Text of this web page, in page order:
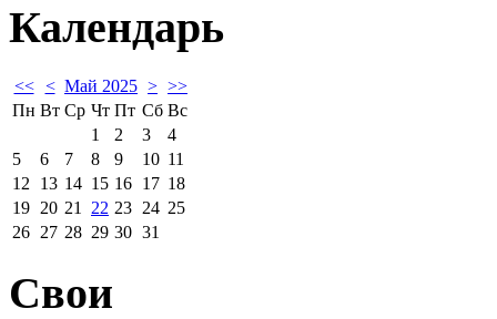
Календарь
<< < Май 2025 > >>
Пн Вт Ср Чт Пт Сб Вс
1
2 3
4
5
6 7 8 9 10 11
12
13 14 15 16 17 18
19 20 21 22 23 24 25
26 27 28 29 30 31
Свои